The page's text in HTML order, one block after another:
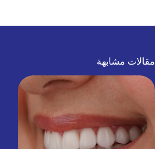
مقالات مشابهة